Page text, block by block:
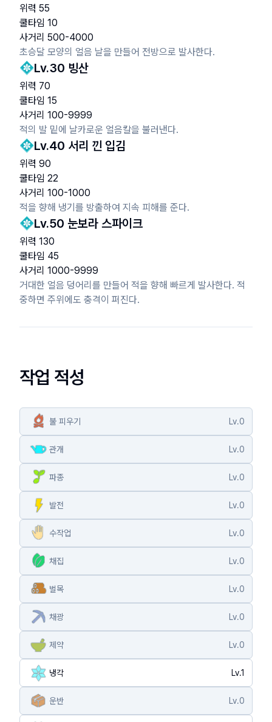
위력 55
쿨타임 10
사거리 500-4000
초승달 모양의 얼음 날을 만들어 전방으로 발사한다.
Lv.30 빙산
위력 70
쿨타임 15
사거리 100-9999
적의 발 밑에 날카로운 얼음칼을 불러낸다.
Lv.40 서리 낀 입김
위력 90
쿨타임 22
사거리 100-1000
적을 향해 냉기를 방출하여 지속 피해를 준다.
Lv.50 눈보라 스파이크
위력 130
쿨타임 45
사거리 1000-9999
거대한 얼음 덩어리를 만들어 적을 향해 빠르게 발사한다. 적
중하면 주위에도 충격이 퍼진다.
작업 적성
불 피우기 Lv.0
관개 Lv.0
파종 Lv.0
발전 Lv.0
수작업 Lv.0
채집 Lv.0
벌목 Lv.0
채광 Lv.0
제약 Lv.0
냉각 Lv.1
운반 Lv.0